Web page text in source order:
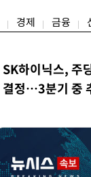
경제 금융
SK하이닉스, 주
결정…3분기 중